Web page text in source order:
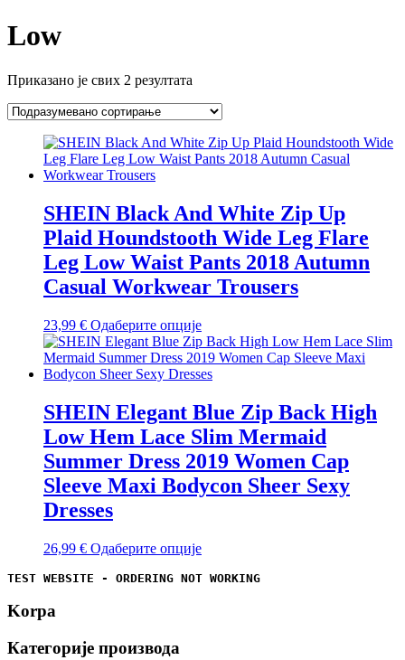
Low
Приказано је свих 2 резултата
SHEIN Black And White Zip Up
Plaid Houndstooth Wide Leg Flare
Leg Low Waist Pants 2018 Autumn
Casual Workwear Trousers
23,99 € Одаберите опцијеОвај
производ
има
више
Опције
могу
бити
изабране
на
страници
SHEIN Elegant Blue Zip Back High
Low Hem Lace Slim Mermaid
Summer Dress 2019 Women Cap
Sleeve Maxi Bodycon Sheer Sexy
Dresses
26,99 € Одаберите опцијеОвај
има
TEST WEBSITE - ORDERING NOT WORKING
Korpa
Категорије производа